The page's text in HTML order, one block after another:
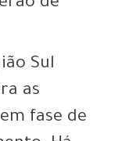
de
Sul
as
fase de